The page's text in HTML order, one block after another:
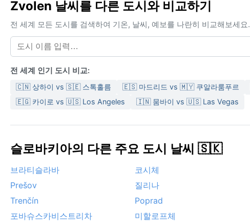
Zvolen 날씨를 다른 도시와 비교하기
전 세계 모든 도시를 검색하여 기온, 날씨, 예보를 나란히 비교해보세요.
전 세계 인기 도시 비교:
🇨🇳 상하이 vs 🇸🇪 스톡홀름 🇪🇸 마드리드 vs 🇲🇾 쿠알라룸푸르
🇪🇬 카이로 vs 🇺🇸 Los Angeles
🇮🇳 뭄바이 vs 🇺🇸 Las Vegas
슬로바키아의 다른 주요 도시 날씨 🇸🇰
브라티슬라바 코시체
Prešov
질리나
Trenčín
Poprad
포바슈스카비스트리차
미할로프체